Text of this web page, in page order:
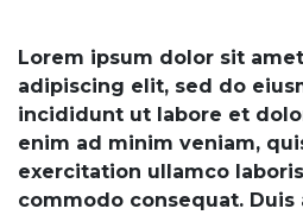
Lorem ipsum dolor sit
adipiscing elit, sed do
incididunt ut labore et
enim ad minim veniam,
exercitation ullamco
commodo consequat.